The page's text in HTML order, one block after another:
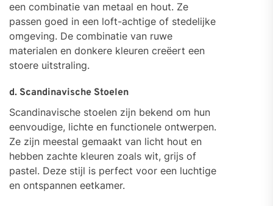
een combinatie van metaal en hout. Ze
passen goed in een loft-achtige of stedelijke
omgeving. De combinatie van ruwe
materialen en donkere kleuren creëert een
stoere uitstraling.
d. Scandinavische Stoelen
Scandinavische stoelen zijn bekend om hun
eenvoudige, lichte en functionele ontwerpen.
Ze zijn meestal gemaakt van licht hout en
hebben zachte kleuren zoals wit, grijs of
pastel. Deze stijl is perfect voor een luchtige
en ontspannen eetkamer.